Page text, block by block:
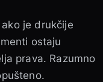
je drukčije
ostaju
prava. Razumno